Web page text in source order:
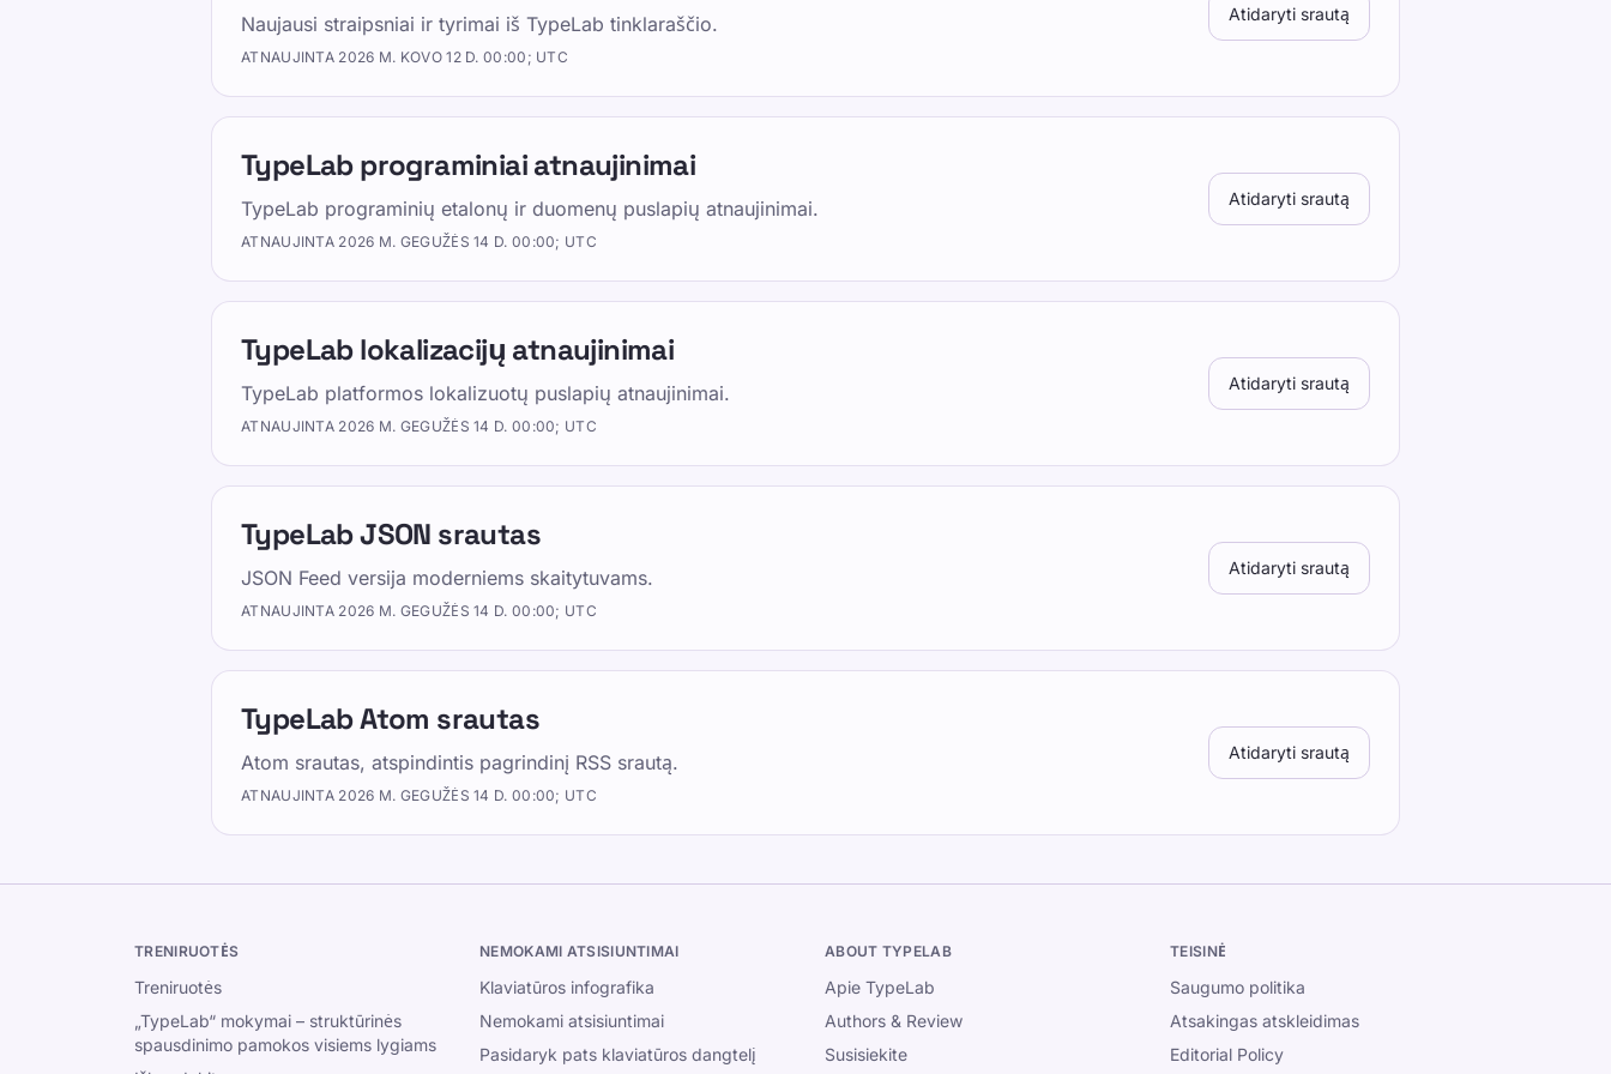
Išbandyk save
Kainos
Dalintis X
Dalintis Facebook
Dalintis LinkedIn
Padarykite teksto rašymą smagiu ir veiksmingu vaikams, paaugliams,
suaugusiems ir senjorams. Mokykitės savo tempu, vadovaudamiesi mūsų
struktūrizuotu ir žaismingu požiūriu.
Privatumo politika
Paslaugų teikimo sąlygos
Editorial Policy
Susisiekite
Naujausi straipsniai ir tyrimai iš TypeLab tinklaraščio.
ATNAUJINTA 2026 M. KOVO 12 D. 00:00; UTC
Atidaryti srautą
TypeLab programiniai atnaujinimai
TypeLab programinių etalonų ir duomenų puslapių atnaujinimai.
ATNAUJINTA 2026 M. GEGUŽĖS 14 D. 00:00; UTC
Atidaryti srautą
TypeLab lokalizacijų atnaujinimai
TypeLab platformos lokalizuotų puslapių atnaujinimai.
ATNAUJINTA 2026 M. GEGUŽĖS 14 D. 00:00; UTC
Atidaryti srautą
TypeLab JSON srautas
JSON Feed versija moderniems skaitytuvams.
ATNAUJINTA 2026 M. GEGUŽĖS 14 D. 00:00; UTC
Atidaryti srautą
TypeLab Atom srautas
Atom srautas, atspindintis pagrindinį RSS srautą.
ATNAUJINTA 2026 M. GEGUŽĖS 14 D. 00:00; UTC
Atidaryti srautą
TRENIRUOTĖS
Treniruotės
„TypeLab“ mokymai – struktūrinės
spausdinimo pamokos visiems lygiams
NEMOKAMI ATSISIUNTIMAI
Klaviatūros infografika
Nemokami atsisiuntimai
Pasidaryk pats klaviatūros dangtelį
ABOUT TYPELAB
Apie TypeLab
Authors & Review
Susisiekite
TEISINĖ
Saugumo politika
Atsakingas atskleidimas
Editorial Policy